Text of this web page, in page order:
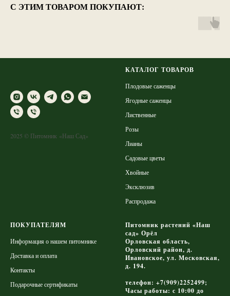
С ЭТИМ ТОВАРОМ ПОКУПАЮТ:
2025 © Питомник «Наш Сад»
КАТАЛОГ ТОВАРОВ
Плодовые саженцы
Ягодные саженцы
Лиственные
Розы
Лианы
Садовые цветы
Хвойные
Эксклюзив
Распродажа
ПОКУПАТЕЛЯМ
Информация о нашем питомнике
Доставка и оплата
Контакты
Подарочные сертификаты
Питомник растений «Наш
сад» Орёл
Орловская область,
Орловский район, д.
Ивановское, ул. Московская,
д. 194.
телефон: +7(909)2252499;
Часы работы: с 10:00 до